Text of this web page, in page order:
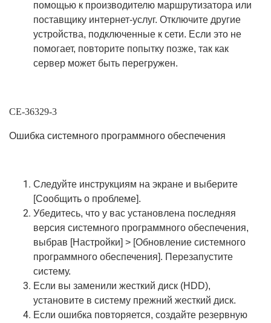
помощью к производителю маршрутизатора или
поставщику интернет-услуг. Отключите другие
устройства, подключенные к сети. Если это не
помогает, повторите попытку позже, так как
сервер может быть перегружен.
CE-36329-3
Ошибка системного программного обеспечения
Следуйте инструкциям на экране и выберите
[Сообщить о проблеме].
Убедитесь, что у вас установлена последняя
версия системного программного обеспечения,
выбрав [Настройки] > [Обновление системного
программного обеспечения]. Перезапустите
систему.
Если вы заменили жесткий диск (HDD),
установите в систему прежний жесткий диск.
Если ошибка повторяется, создайте резервную